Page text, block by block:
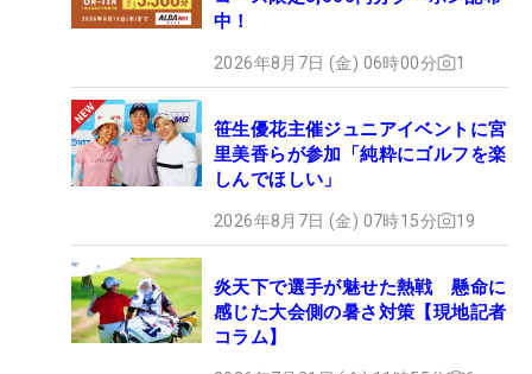
中！
2026年8月7日 (金) 06時00分 1
笹生優花主催ジュニアイベントに宮
里美香らが参加「純粋にゴルフを楽
しんでほしい」
2026年8月7日 (金) 07時15分 19
炎天下で選手が魅せた熱戦 懸命に
感じた大会側の暑さ対策【現地記者
コラム】